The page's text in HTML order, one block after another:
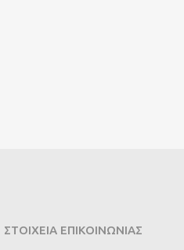
ΣΤΟΙΧΕΙΑ ΕΠΙΚΟΙΝΩΝΙΑΣ